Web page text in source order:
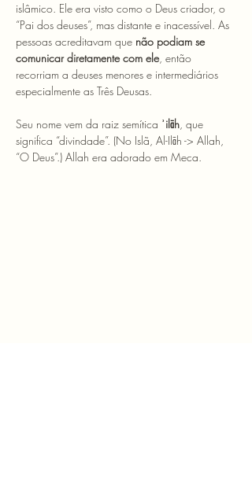
islâmico. Ele era visto como o Deus criador, o
“Pai dos deuses”, mas distante e inacessível. As
pessoas acreditavam que não podiam se
comunicar diretamente com ele, então
recorriam a deuses menores e intermediários
especialmente as Três Deusas.
Seu nome vem da raiz semítica ʾilāh, que
significa “divindade”. (No Islã, Al-Ilāh -> Allah,
“O Deus”.) Allah era adorado em Meca.